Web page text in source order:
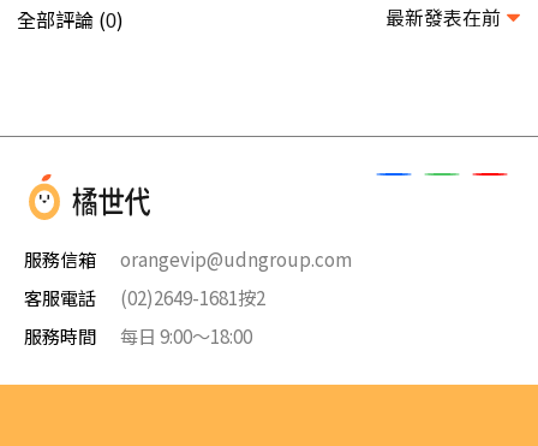
全部評論 (0) 最新發表在前
服務信箱
orangevip@udngroup.com
客服電話
(02)2649-1681按2
服務時間
每日 9:00～18:00